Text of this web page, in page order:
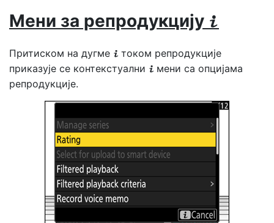
Мени за репродукцију i
Притиском на дугме i током репродукције
приказује се контекстуални i мени са опцијама
репродукције.